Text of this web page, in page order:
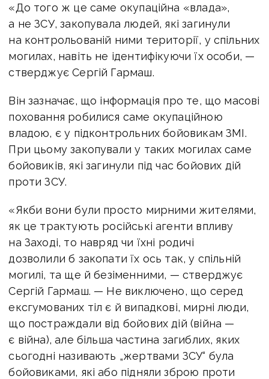
«До того ж це саме окупаційна «влада»,
а не ЗСУ, закопувала людей, які загинули
на контрольованій ними території, у спільних
могилах, навіть не ідентифікуючи їх особи, —
стверджує Сергій Гармаш.
Він зазначає, що інформація про те, що масові
поховання робилися саме окупаційною
владою, є у підконтрольних бойовикам ЗМІ.
При цьому закопували у таких могилах саме
бойовиків, які загинули під час бойових дій
проти ЗСУ.
«Якби вони були просто мирними жителями,
як це трактують російські агенти впливу
на Заході, то навряд чи їхні родичі
дозволили б закопати їх ось так, у спільній
могилі, та ще й безіменними, — стверджує
Сергій Гармаш. — Не виключено, що серед
ексгумованих тіл є й випадкові, мирні люди,
що постраждали від бойових дій (війна —
є війна), але більша частина загиблих, яких
сьогодні називають „жертвами ЗСУ“ була
бойовиками, які або підняли зброю проти